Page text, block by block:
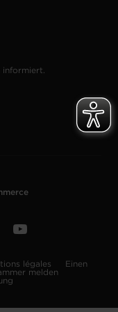
informiert.
légales
Einen
melden